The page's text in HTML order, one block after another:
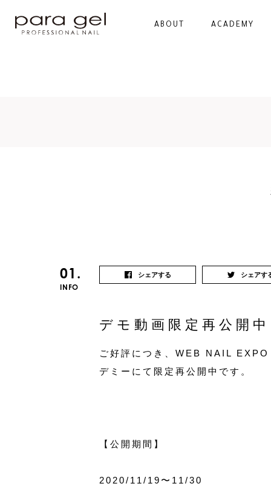
ABOUT ACADEMY
01.
INFO
シェアする シェアす
デモ動画限定再公開中
ご好評につき、WEB NAIL
デミーにて限定再公開中です。
【公開期間】
2020/11/19〜11/30